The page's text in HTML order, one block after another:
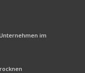
im